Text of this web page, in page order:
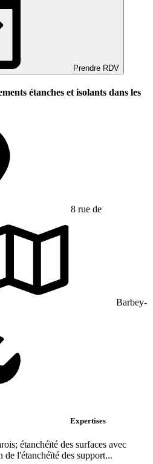
Prendre RDV
étanches et isolants dans les
8 rue de
Barbey-
Expertises
étanchéïté des surfaces avec
l'étanchéïté des support...